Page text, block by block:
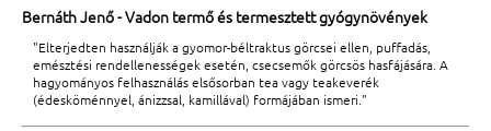
Bernáth Jenő - Vadon termő és termesztett gyógynövények
"Elterjedten használják a gyomor-béltraktus görcsei ellen, puffadás,
emésztési rendellenességek esetén, csecsemők görcsös hasfájására. A
hagyományos felhasználás elsősorban tea vagy teakeverék
(édesköménnyel, ánizzsal, kamillával) formájában ismeri."